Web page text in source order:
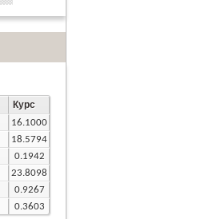
Курс
16.1000
18.5794
0.1942
23.8098
0.9267
0.3603